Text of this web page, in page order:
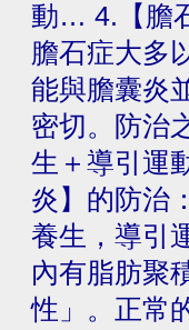
動… 4.【膽
膽石症大多
能與膽囊炎
密切。防治
生＋導引運
炎】的防治
養生，導引
內有脂肪聚
性」。正常